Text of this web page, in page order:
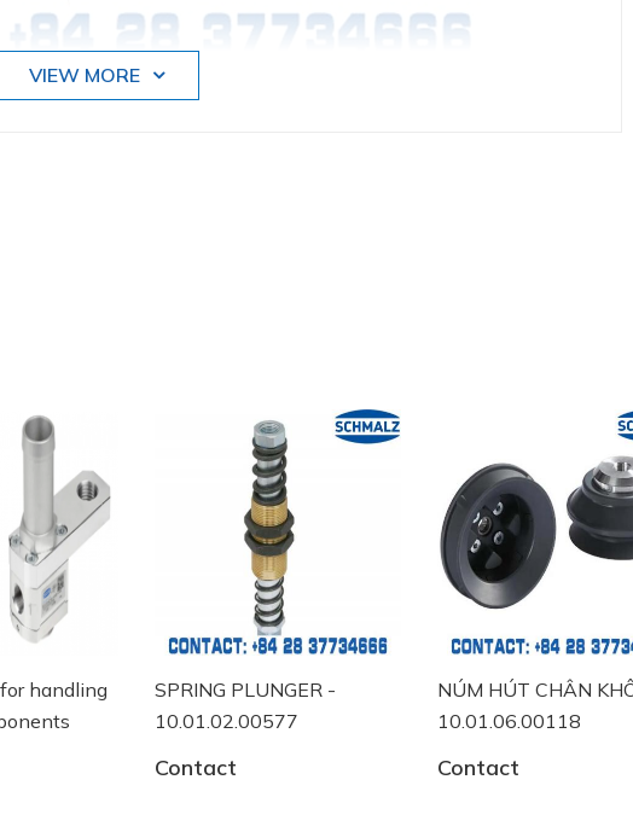
#schmalz #phukiennang #mayhotronangtrongluc
#thietbinangcongnghiep
VIEW MORE
SPRING PLUNGER -
10.01.02.00577
NÚM HÚT CHÂN KHÔNG -
10.01.06.00118